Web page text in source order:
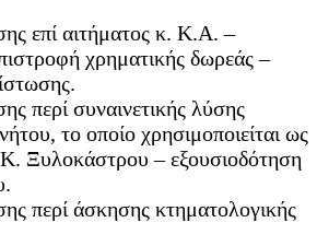
επί αιτήματος κ. Κ.Α. –
χρηματικής δωρεάς –
περί συναινετικής λύσης
το οποίο χρησιμοποιείται ως
Ξυλοκάστρου – εξουσιοδότηση
περί άσκησης κτηματολογικής